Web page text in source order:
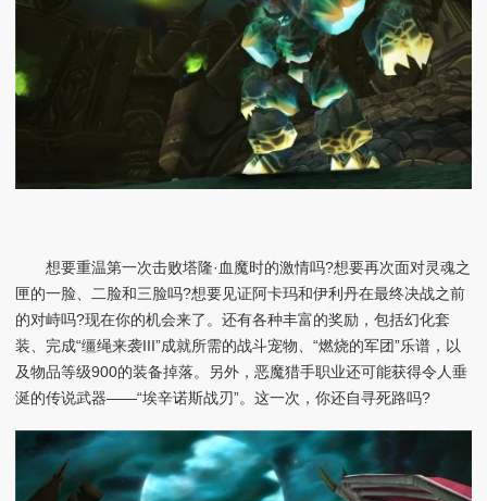
想要重温第一次击败塔隆·血魔时的激情吗?想要再次面对灵魂之
匣的一脸、二脸和三脸吗?想要见证阿卡玛和伊利丹在最终决战之前
的对峙吗?现在你的机会来了。还有各种丰富的奖励，包括幻化套
装、完成“缰绳来袭III”成就所需的战斗宠物、“燃烧的军团”乐谱，以
及物品等级900的装备掉落。另外，恶魔猎手职业还可能获得令人垂
涎的传说武器——“埃辛诺斯战刃”。这一次，你还自寻死路吗?